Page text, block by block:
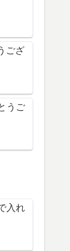
ござ
うご
入れ